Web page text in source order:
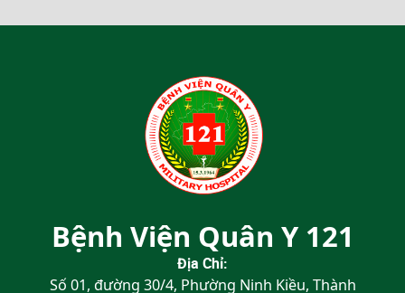
Bệnh Viện Quân Y 121
Địa Chỉ:
Số 01, đường 30/4, Phường Ninh Kiều, Thành